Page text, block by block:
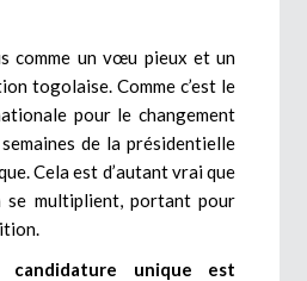
comme un vœu pieux et un
togolaise. Comme c’est le
pour le changement
de la présidentielle
Cela est d’autant vrai que
se multiplient, portant pour
candidature unique est